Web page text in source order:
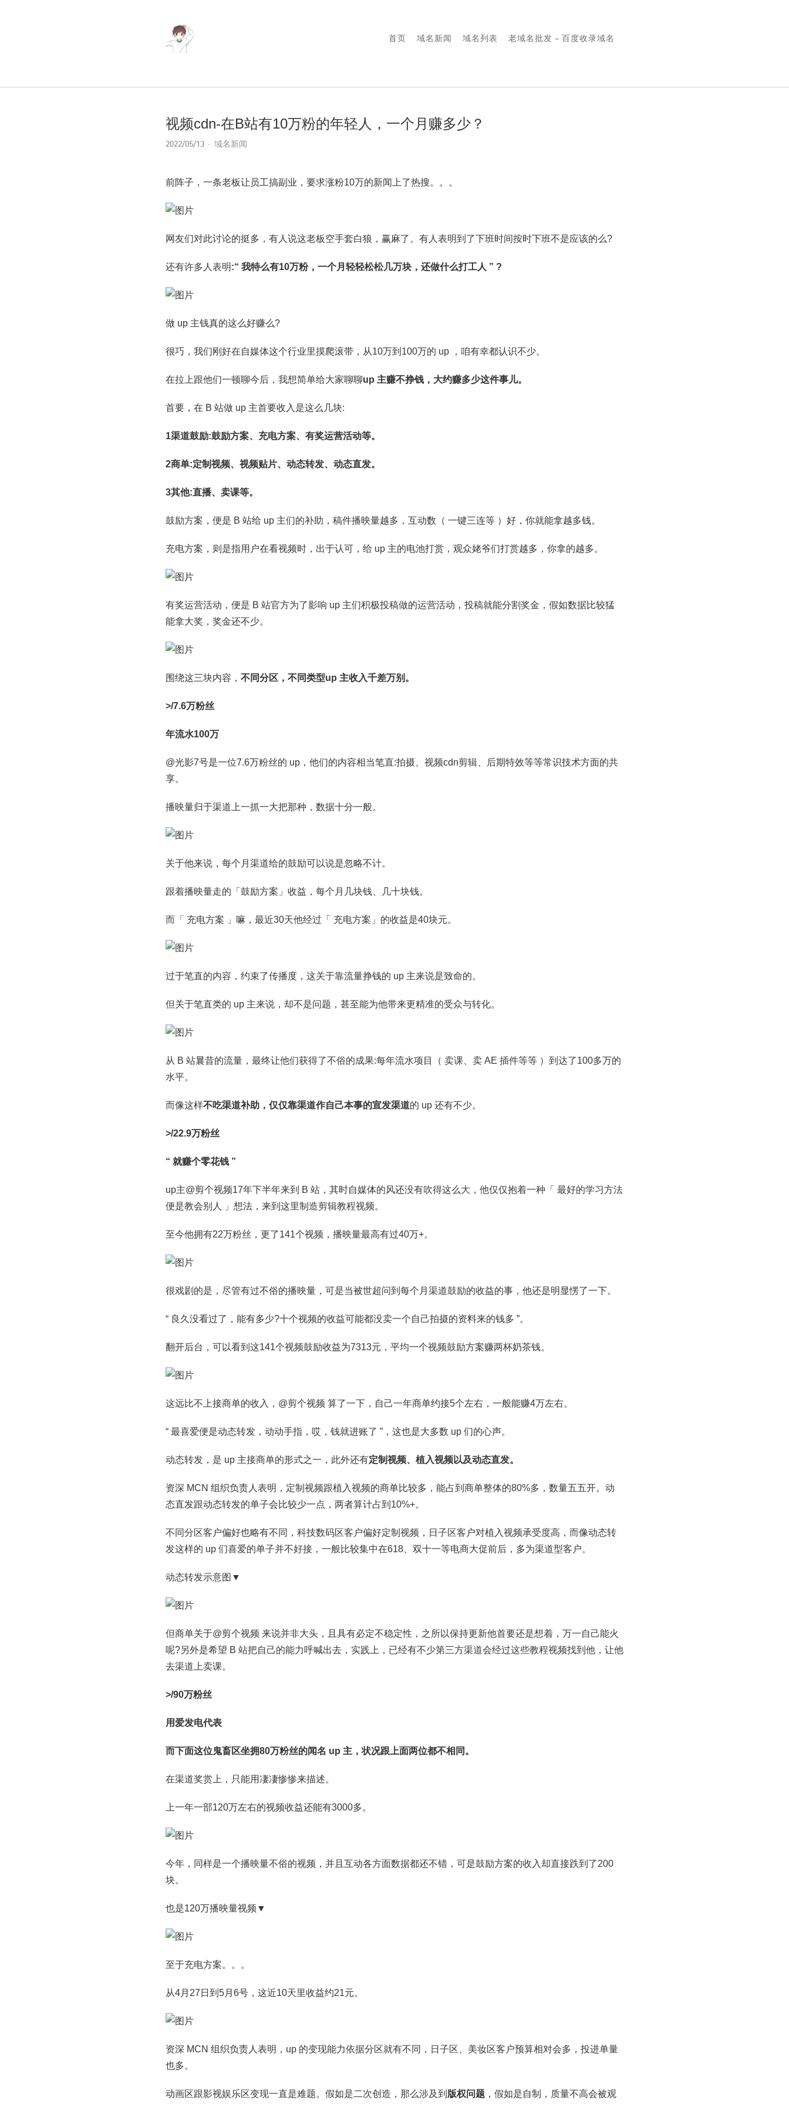
首页 域名新闻 域名列表 老域名批发 – 百度收录域名
视频cdn-在B站有10万粉的年轻人，一个月赚多少？
2022/05/13 域名新闻
前阵子，一条老板让员工搞副业，要求涨粉10万的新闻上了热搜。。。
网友们对此讨论的挺多，有人说这老板空手套白狼，赢麻了。有人表明到了下班时间按时下班不是应该的么?
还有许多人表明:“ 我特么有10万粉，一个月轻轻松松几万块，还做什么打工人 ” ?
做 up 主钱真的这么好赚么?
很巧，我们刚好在自媒体这个行业里摸爬滚带，从10万到100万的 up ，咱有幸都认识不少。
在拉上跟他们一顿聊今后，我想简单给大家聊聊up 主赚不挣钱，大约赚多少这件事儿。
首要，在 B 站做 up 主首要收入是这么几块:
1渠道鼓励:鼓励方案、充电方案、有奖运营活动等。
2商单:定制视频、视频贴片、动态转发、动态直发。
3其他:直播、卖课等。
鼓励方案，便是 B 站给 up 主们的补助，稿件播映量越多，互动数（ 一键三连等 ）好，你就能拿越多钱。
充电方案，则是指用户在看视频时，出于认可，给 up 主的电池打赏，观众姥爷们打赏越多，你拿的越多。
有奖运营活动，便是 B 站官方为了影响 up 主们积极投稿做的运营活动，投稿就能分割奖金，假如数据比较猛
能拿大奖，奖金还不少。
围绕这三块内容， 不同分区，不同类型up 主收入千差万别。
>/7.6万粉丝
年流水100万
@光影7号是一位7.6万粉丝的 up，他们的内容相当笔直:拍摄、视频cdn剪辑、后期特效等等常识技术方面的共
享。
播映量归于渠道上一抓一大把那种，数据十分一般。
关于他来说，每个月渠道给的鼓励可以说是忽略不计。
跟着播映量走的「鼓励方案」收益，每个月几块钱、几十块钱。
而「 充电方案 」嘛，最近30天他经过「 充电方案」的收益是40块元。
过于笔直的内容，约束了传播度，这关于靠流量挣钱的 up 主来说是致命的。
但关于笔直类的 up 主来说，却不是问题，甚至能为他带来更精准的受众与转化。
从 B 站曩昔的流量，最终让他们获得了不俗的成果:每年流水项目（ 卖课、卖 AE 插件等等 ）到达了100多万的
水平。
而像这样不吃渠道补助，仅仅靠渠道作自己本事的宣发渠道的 up 还有不少。
>/22.9万粉丝
“ 就赚个零花钱 ”
up主@剪个视频17年下半年来到 B 站，其时自媒体的风还没有吹得这么大，他仅仅抱着一种「 最好的学习方法
便是教会别人 」想法，来到这里制造剪辑教程视频。
至今他拥有22万粉丝，更了141个视频，播映量最高有过40万+。
很戏剧的是，尽管有过不俗的播映量，可是当被世超问到每个月渠道鼓励的收益的事，他还是明显愣了一下。
“ 良久没看过了，能有多少?十个视频的收益可能都没卖一个自己拍摄的资料来的钱多 ”。
翻开后台，可以看到这141个视频鼓励收益为7313元，平均一个视频鼓励方案赚两杯奶茶钱。
这远比不上接商单的收入，@剪个视频 算了一下，自己一年商单约接5个左右，一般能赚4万左右。
“ 最喜爱便是动态转发，动动手指，哎，钱就进账了 ”，这也是大多数 up 们的心声。
动态转发，是 up 主接商单的形式之一，此外还有定制视频、植入视频以及动态直发。
资深 MCN 组织负责人表明，定制视频跟植入视频的商单比较多，能占到商单整体的80%多，数量五五开。动
态直发跟动态转发的单子会比较少一点，两者算计占到10%+。
不同分区客户偏好也略有不同，科技数码区客户偏好定制视频，日子区客户对植入视频承受度高，而像动态转
发这样的 up 们喜爱的单子并不好接，一般比较集中在618、双十一等电商大促前后，多为渠道型客户。
动态转发示意图▼
但商单关于@剪个视频 来说并非大头，且具有必定不稳定性，之所以保持更新他首要还是想着，万一自己能火
呢?另外是希望 B 站把自己的能力呼喊出去，实践上，已经有不少第三方渠道会经过这些教程视频找到他，让他
去渠道上卖课。
>/90万粉丝
用爱发电代表
而下面这位鬼畜区坐拥80万粉丝的闻名 up 主，状况跟上面两位都不相同。
在渠道奖赏上，只能用凄凄惨惨来描述。
上一年一部120万左右的视频收益还能有3000多。
今年，同样是一个播映量不俗的视频，并且互动各方面数据都还不错，可是鼓励方案的收入却直接跌到了200
块。
也是120万播映量视频▼
至于充电方案。。。
从4月27日到5月6号，这近10天里收益约21元。
资深 MCN 组织负责人表明，up 的变现能力依据分区就有不同，日子区、美妆区客户预算相对会多，投进单量
也多。
动画区跟影视娱乐区变现一直是难题。假如是二次创造，那么涉及到 版权问题 ，假如是自制，质量不高会被观